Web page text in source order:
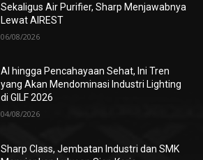
Sekaligus Air Purifier, Sharp Menjawabnya
Lewat AIREST
06/08/2026
AI hingga Pencahayaan Sehat, Ini Tren
yang Akan Mendominasi Industri Lighting
di GILF 2026
04/08/2026
Sharp Class, Jembatan Industri dan SMK